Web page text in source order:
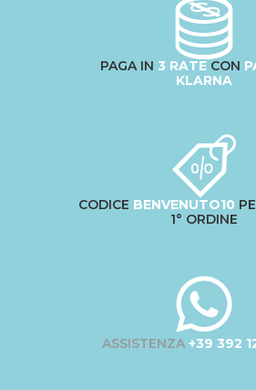
PAGA IN 3 RATECON
KLARNA
CODICE BENVENUTO10
1° ORDINE
ASSISTENZA +39 392